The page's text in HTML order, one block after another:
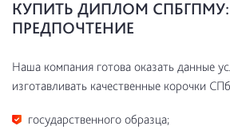
КУПИТЬ ДИПЛОМ
ПРЕДПОЧТЕНИЕ
Наша компания готова оказать данные
изготавливать качественные корочки
государственного образца;